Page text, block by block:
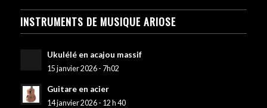
INSTRUMENTS DE MUSIQUE ARIOSE
Ukulélé en acajou massif
15 janvier 2026 - 7h02
Guitare en acier
14 janvier 2026 - 12 h 40